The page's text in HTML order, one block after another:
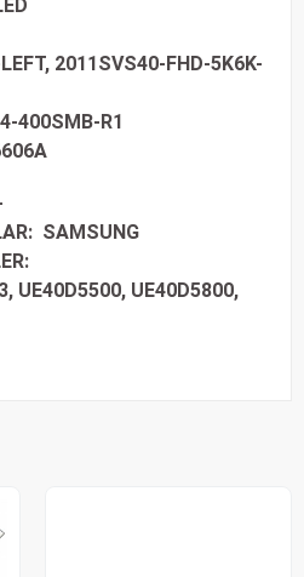
2011SVS40-FHD-5K6K-
400SMB-R1
SAMSUNG
UE40D5500, UE40D5800,